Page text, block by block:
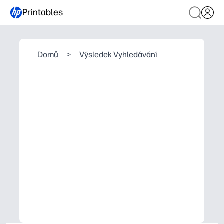
Printables
Domů > Výsledek Vyhledávání